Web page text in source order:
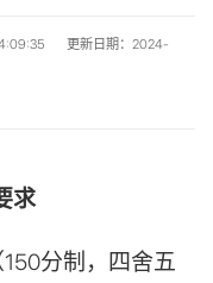
更新日期：2024-
求
150分制，四舍五